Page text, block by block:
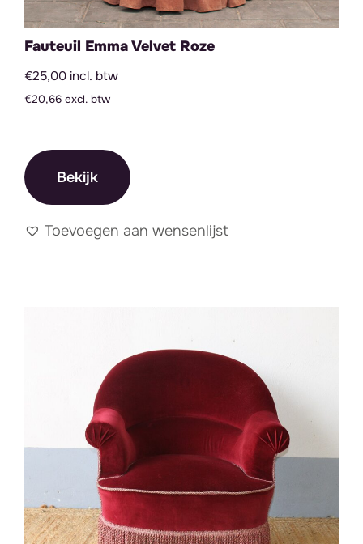
Fauteuil Emma Velvet Roze
€25,00 incl. btw
€20,66 excl. btw
Bekijk
Toevoegen aan wensenlijst